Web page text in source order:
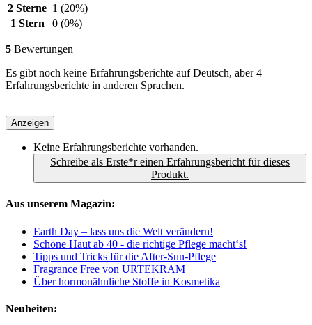
2 Sterne 1 (20%)
1 Stern
0 (0%)
5 Bewertungen
Es gibt noch keine Erfahrungsberichte auf Deutsch, aber 4
Erfahrungsberichte in anderen Sprachen.
Anzeigen
Keine Erfahrungsberichte vorhanden.
Schreibe als Erste*r einen Erfahrungsbericht für dieses
Produkt.
Aus unserem Magazin:
Earth Day – lass uns die Welt verändern!
Schöne Haut ab 40 - die richtige Pflege macht‘s!
Tipps und Tricks für die After-Sun-Pflege
Fragrance Free von URTEKRAM
Über hormonähnliche Stoffe in Kosmetika
Neuheiten: